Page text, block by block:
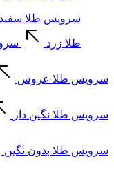
سرویس طلا سفید
طلا زرد
سرویس طلا عروس
سرویس طلا نگین دار
سرویس طلا بدون نگین